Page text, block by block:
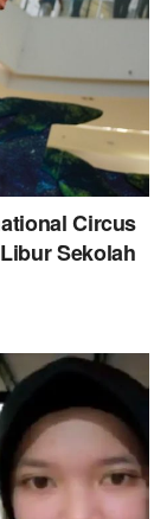
Circus
Sekolah